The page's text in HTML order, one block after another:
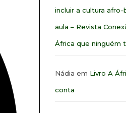
incluir a cultura afro-
aula – Revista
África que ninguém
Nádia em Livro A
conta